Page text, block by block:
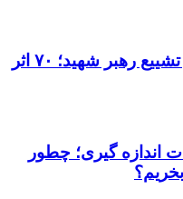
حضور پررنگ هنرمندان در تشییع رهبر شهید؛ ۷۰ اثر
اندازه گیری؛ چطور
بخریم؟